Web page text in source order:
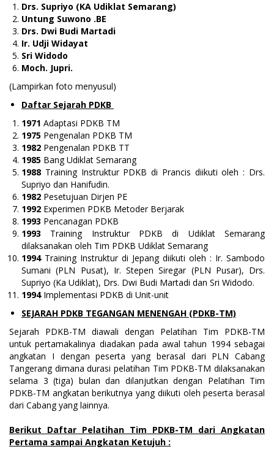
Drs. Supriyo (KA Udiklat Semarang)
Untung Suwono .BE
Drs. Dwi Budi Martadi
Ir. Udji Widayat
Sri Widodo
Moch. Jupri.
(Lampirkan foto menyusul)
Daftar Sejarah PDKB
1971 Adaptasi PDKB TM
1975 Pengenalan PDKB TM
1982 Pengenalan PDKB TT
1985 Bang Udiklat Semarang
1988 Training Instruktur PDKB di Prancis diikuti oleh : Drs.
Supriyo dan Hanifudin.
1982 Pesetujuan Dirjen PE
1992 Experimen PDKB Metoder Berjarak
1993 Pencanagan PDKB
1993 Training Instruktur PDKB di Udiklat Semarang
dilaksanakan oleh Tim PDKB Udiklat Semarang
1994Training Instruktur di Jepang diikuti oleh : Ir. Sambodo
Sumani (PLN Pusat), Ir. Stepen Siregar (PLN Pusar), Drs.
Supriyo (Ka Udiklat), Drs. Dwi Budi Martadi dan Sri Widodo.
1994Implementasi PDKB di Unit-unit
SEJARAH PDKB TEGANGAN MENENGAH (PDKB-TM)
Sejarah PDKB-TM diawali dengan Pelatihan Tim PDKB-TM
untuk pertamakalinya diadakan pada awal tahun 1994 sebagai
angkatan I dengan peserta yang berasal dari PLN Cabang
Tangerang dimana durasi pelatihan Tim PDKB-TM dilaksanakan
selama 3 (tiga) bulan dan dilanjutkan dengan Pelatihan Tim
PDKB-TM angkatan berikutnya yang diikuti oleh peserta berasal
dari Cabang yang lainnya.
Berikut Daftar Pelatihan Tim PDKB-TM dari Angkatan
Pertama sampai Angkatan Ketujuh :